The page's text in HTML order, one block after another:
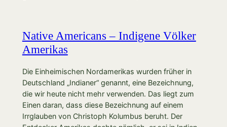
Native Americans – Indigene Völker
Amerikas
Die Einheimischen Nordamerikas wurden früher in
Deutschland „Indianer“ genannt, eine Bezeichnung,
die wir heute nicht mehr verwenden. Das liegt zum
Einen daran, dass diese Bezeichnung auf einem
Irrglauben von Christoph Kolumbus beruht. Der